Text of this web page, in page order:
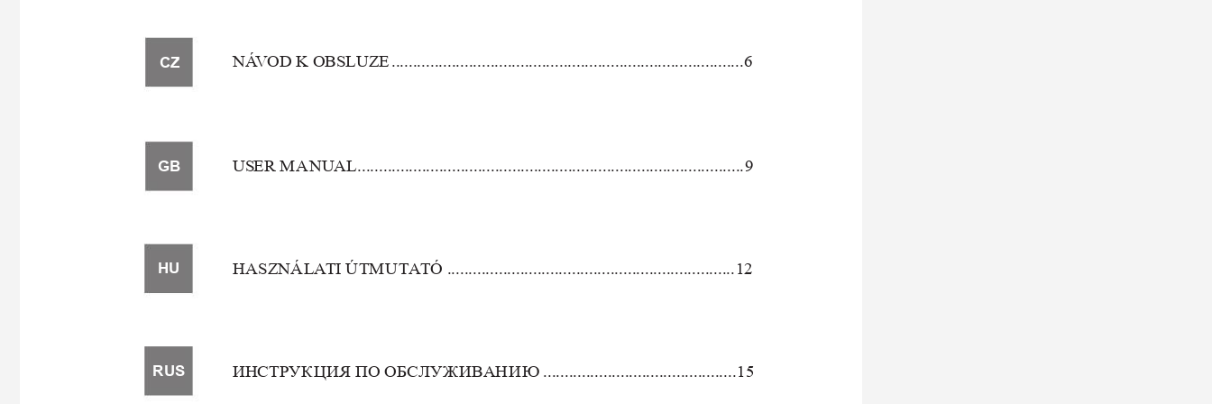
NÁVOD K OBSLUZE 6
CZ
USER M A NUAL 9
GB
H ASZNÁ LATI ÚTMUTATÓ ................................................................... 12
HU
ИНСТРУКЦИЯПООБСЛУЖИВАНИЮ 15
RUS